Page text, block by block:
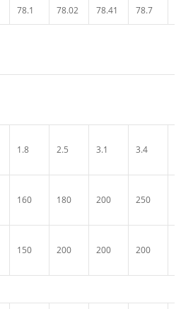
78.1 78.02 78.41 78.7
1.8 2.5 3.1 3.4
160 180 200 250
150 200 200 200